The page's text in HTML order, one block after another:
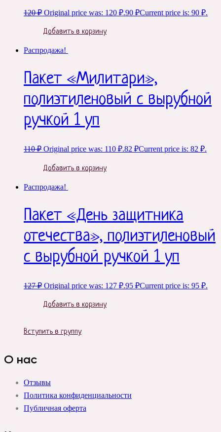
120₽ Original price was: 120 ₽.90 ₽Current price is: 90 ₽.
Добавить в корзину
Распродажа!
Пакет «Милитари»,
полиэтиленовый с вырубной
ручкой 1 уп
110₽ Original price was: 110 ₽.82 ₽Current price is: 82 ₽.
Добавить в корзину
Распродажа!
Пакет «День защитника
отечества», полиэтиленовый
с вырубной ручкой 1 уп
127₽ Original price was: 127 ₽.95 ₽Current price is: 95 ₽.
Добавить в корзину
Вступить в группу
О нас
Отзывы
Политика конфиденциальности
Публичная оферта